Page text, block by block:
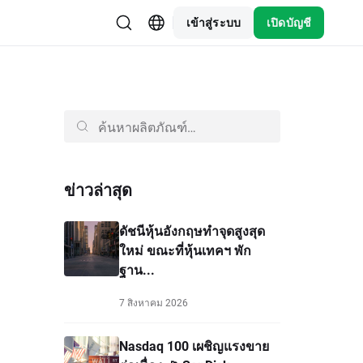
เข้าสู่ระบบ เปิดบัญชี
ข่าวล่าสุด
ดัชนีหุ้นอังกฤษทำจุดสูงสุด
ใหม่ ขณะที่หุ้นเทคฯ พัก
ฐาน...
7 สิงหาคม 2026
Nasdaq 100 เผชิญแรงขาย